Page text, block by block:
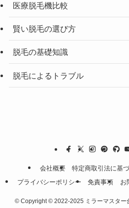
医療脱毛機比較
賢い脱毛の選び方
脱毛の基礎知識
脱毛によるトラブル
会社概要 特定商取引法に基
プライバシーポリシー
免責事項 お
©Copyright © 2022-2025 ミラーマスター